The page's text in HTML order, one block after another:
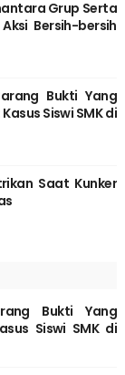
Grup Serta
Bersih-bersih
Bukti Yang
Siswi SMK di
Saat Kunker
Bukti Yang
Siswi SMK di